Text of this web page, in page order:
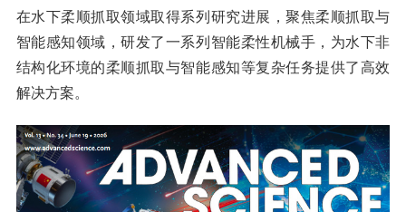
在水下柔顺抓取领域取得系列研究进展，聚焦柔顺抓取与
智能感知领域，研发了一系列智能柔性机械手，为水下非
结构化环境的柔顺抓取与智能感知等复杂任务提供了高效
解决方案。